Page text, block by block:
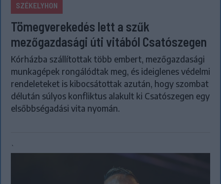
SZÉKELYHON
Tömegverekedés lett a szűk
mezőgazdasági úti vitából Csatószegen
Kórházba szállítottak több embert, mezőgazdasági
munkagépek rongálódtak meg, és ideiglenes védelmi
rendeleteket is kibocsátottak azután, hogy szombat
délután súlyos konfliktus alakult ki Csatószegen egy
elsőbbségadási vita nyomán.
`